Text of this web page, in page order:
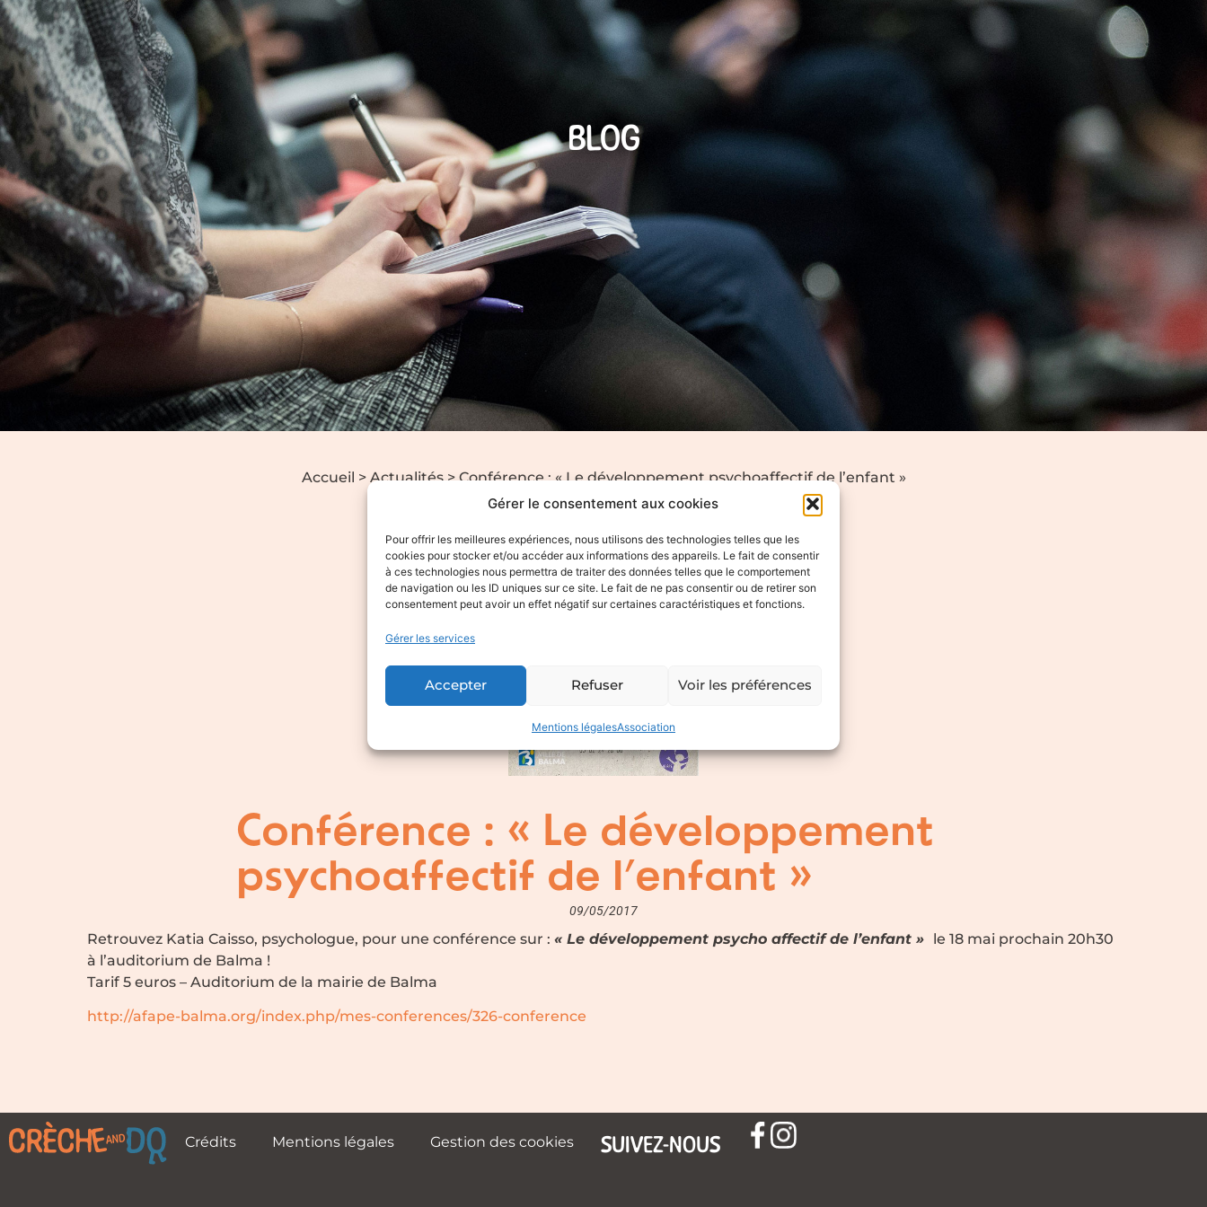
Gérer le consentement aux cookies
Pour offrir les meilleures expériences, nous utilisons des technologies telles que les
cookies pour stocker et/ou accéder aux informations des appareils. Le fait de consentir
à ces technologies nous permettra de traiter des données telles que le comportement
de navigation ou les ID uniques sur ce site. Le fait de ne pas consentir ou de retirer son
consentement peut avoir un effet négatif sur certaines caractéristiques et fonctions.
Gérer les services
Accepter Refuser Voir les préférences
Mentions légalesAssociation
Qui sommes-nous
?
Pop-up and
Do
Ressources
Contactez-
Adhérer
BLOG
Accueil > Actualités>Conférence : « Le développement psychoaffectif de l’enfant »
Conférence : « Le développement
psychoaffectif de l’enfant »
09/05/2017
Retrouvez Katia Caisso, psychologue, pour une conférence sur : « Le développement psycho affectif de l’enfant » le 18 mai prochain 20h30
à l’auditorium de Balma !
Tarif 5 euros – Auditorium de la mairie de Balma
http://afape-balma.org/index.php/mes-conferences/326-conference
Crédits Mentions légales Gestion des cookies SUIVEZ-NOUS